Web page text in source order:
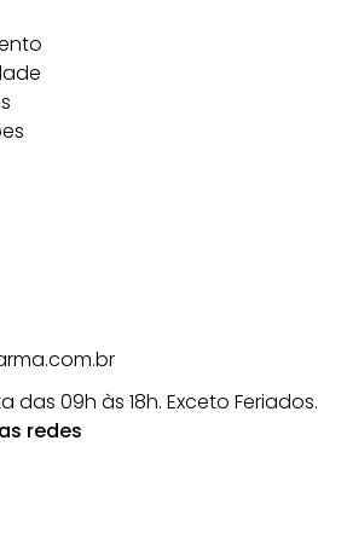
das 09h às 18h. Exceto Feriados.
redes